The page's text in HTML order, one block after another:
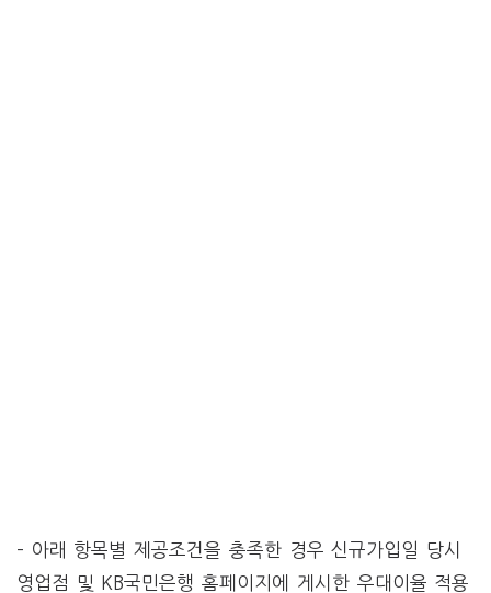
– 아래 항목별 제공조건을 충족한 경우 신규가입일 당시
영업점 및 KB국민은행 홈페이지에 게시한 우대이율 적용